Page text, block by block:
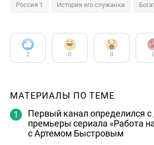
Россия 1 История его служанки
2 0 0
МАТЕРИАЛЫ ПО ТЕМЕ
Первый канал определился с
премьеры сериала «Работа
с Артемом Быстровым